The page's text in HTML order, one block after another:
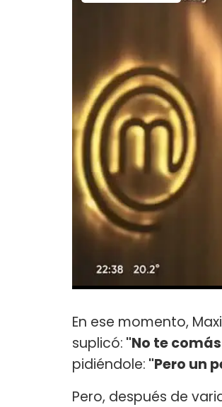
En ese momento,
suplicó: "No te
pidiéndole: "Pero un
Pero, después de